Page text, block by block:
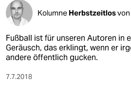
Kolumne Herbstzeitlosvon
Fußball ist für unseren Autoren in
Geräusch, das erklingt, wenn er
andere öffentlich gucken.
7.7.2018